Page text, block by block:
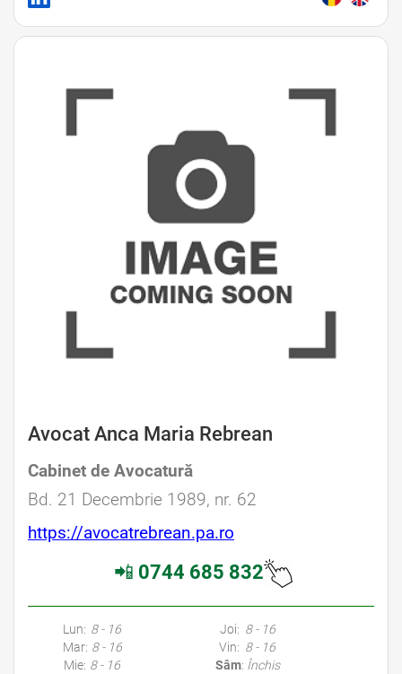
Avocat Anca Maria Rebrean
Cabinet de Avocatură
Bd. 21 Decembrie 1989, nr. 62
https://avocatrebrean.pa.ro
📲 0744 685 832
Lun: 8 - 16
Mar: 8 - 16
Mie: 8 - 16
Joi: 8 - 16
Vin: 8 - 16
Sâm: Închis